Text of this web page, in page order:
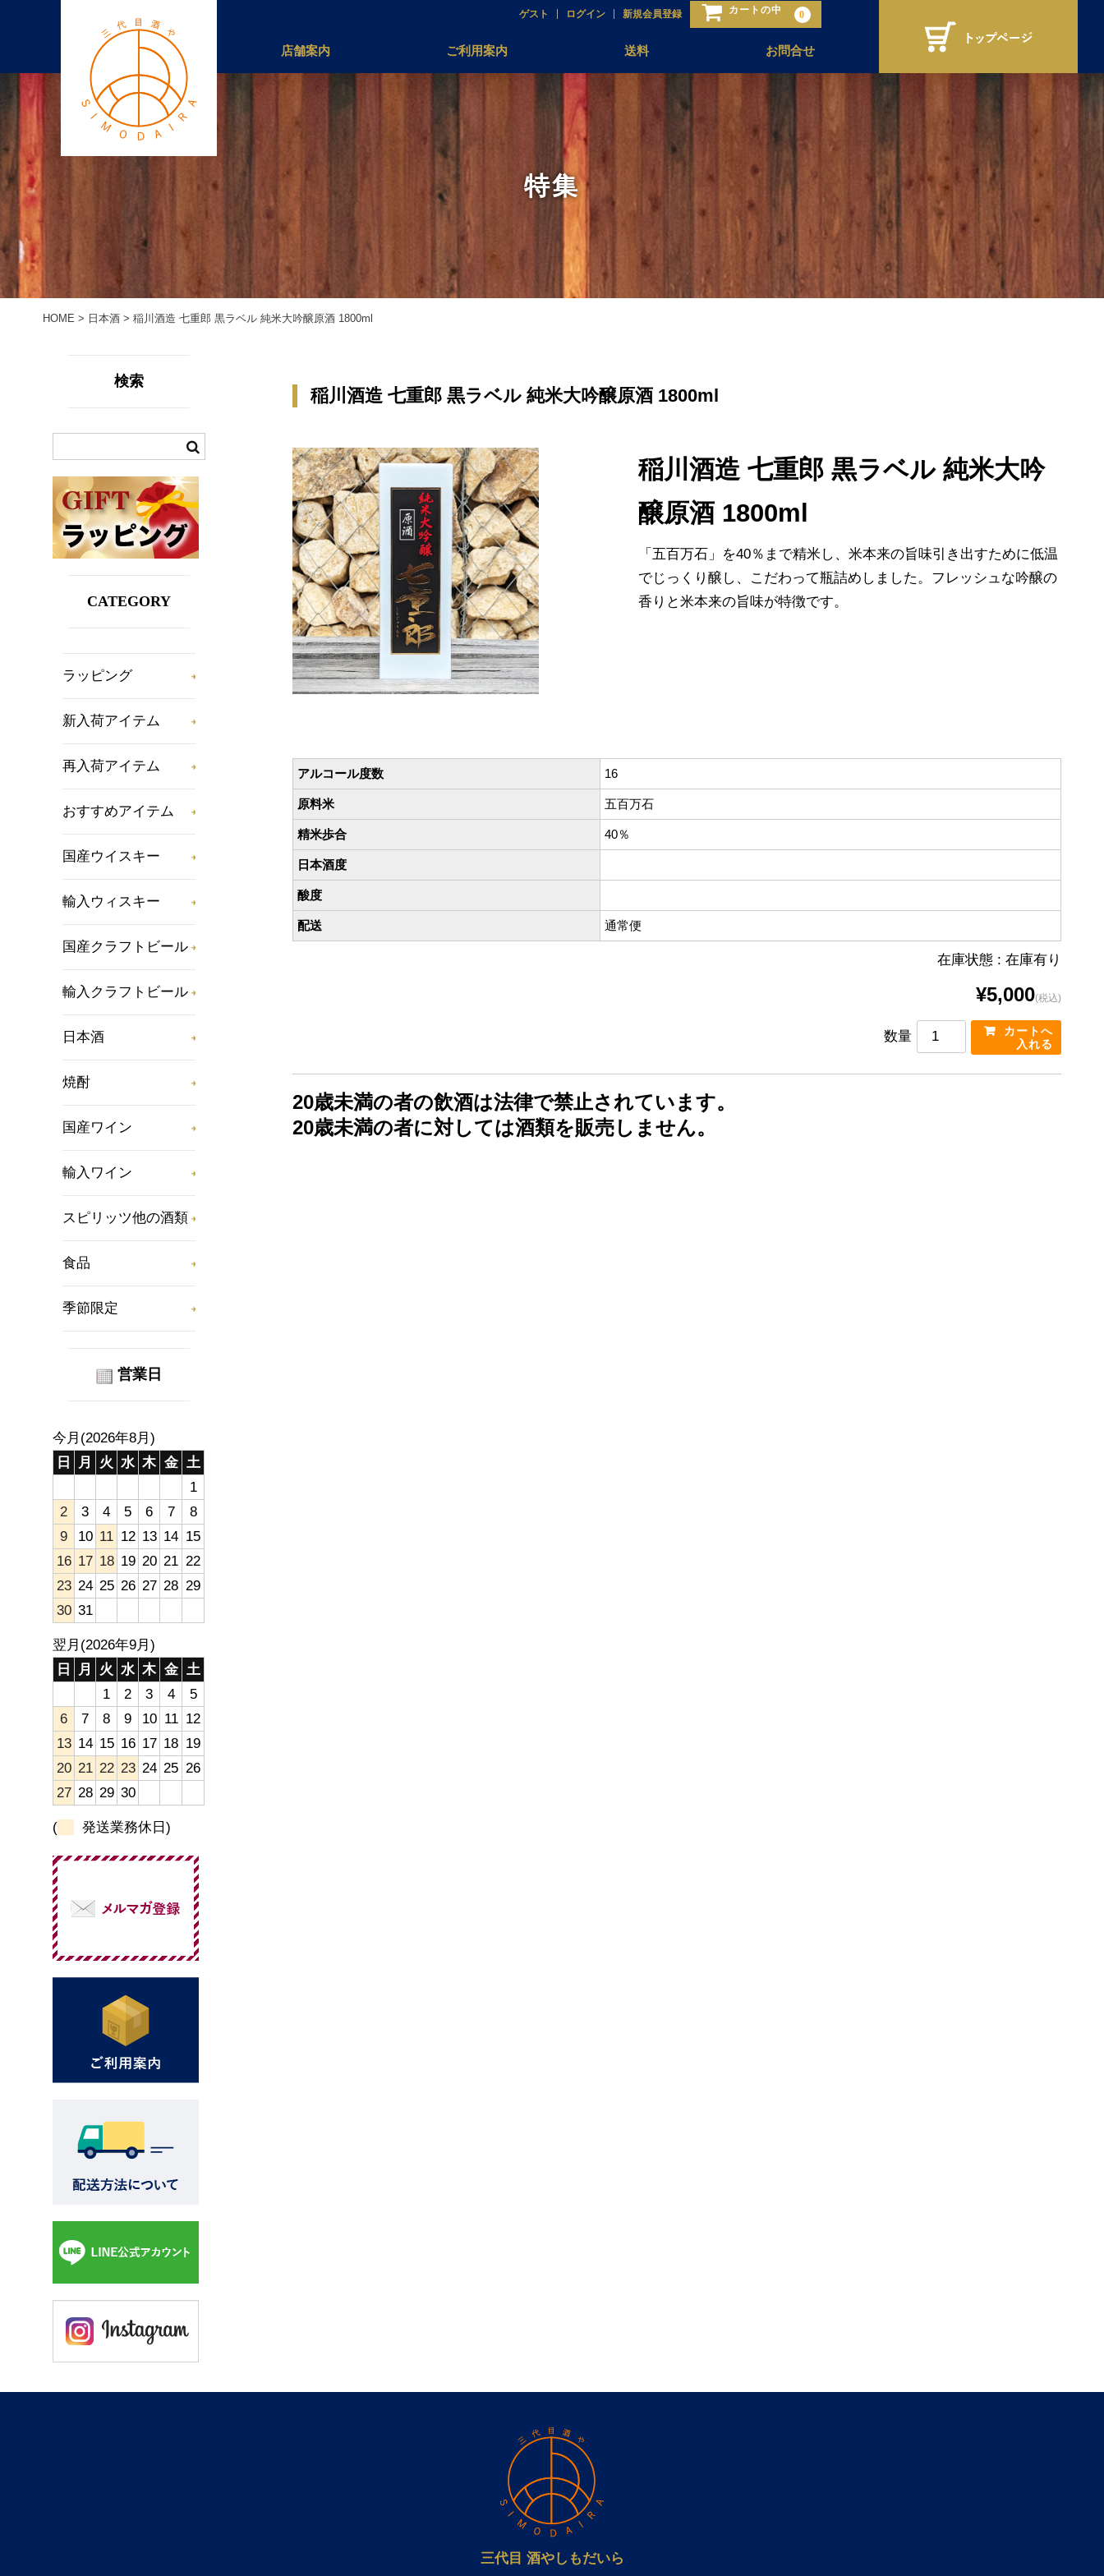
ゲスト ログイン 新規会員登録 カートの中 0
店舗案内 ご利用案内 送料 お問合せ
特集
HOME > 日本酒 > 稲川酒造 七重郎 黒ラベル 純米大吟醸原酒 1800ml
稲川酒造 七重郎 黒ラベル 純米大吟醸原酒 1800ml
稲川酒造 七重郎 黒ラベル 純米大吟
醸原酒 1800ml
「五百万石」を40％まで精米し、米本来の旨味引き出すために低温
でじっくり醸し、こだわって瓶詰めしました。フレッシュな吟醸の
香りと米本来の旨味が特徴です。
アルコール度数 16
原料米 五百万石
精米歩合 40％
日本酒度
酸度
配送 通常便
在庫状態 : 在庫有り
¥5,000(税込)
数量
20歳未満の者の飲酒は法律で禁止されています。
20歳未満の者に対しては酒類を販売しません。
検索
CATEGORY
ラッピング
新入荷アイテム
再入荷アイテム
おすすめアイテム
国産ウイスキー
輸入ウィスキー
国産クラフトビール
輸入クラフトビール
日本酒
焼酎
国産ワイン
輸入ワイン
スピリッツ他の酒類
食品
季節限定
営業日
今月(2026年8月)
日
月 火 水 木 金 土
1
2
3 4 5 6 7
8
9
10 11 12 13 14 15
16 17 18 19 20 21 22
23 24 25 26 27 28 29
30 31
翌月(2026年9月)
日
月 火 水 木 金 土
1
2 3 4
5
6
7 8 9 10 11 12
13 14 15 16 17 18 19
20 21 22 23 24 25 26
27 28 29 30
( 発送業務休日)
三代目 酒やしもだいら